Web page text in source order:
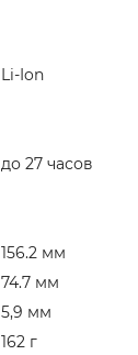
Li-Ion
до 27 часов
156.2 мм
74.7 мм
5,9 мм
162 г